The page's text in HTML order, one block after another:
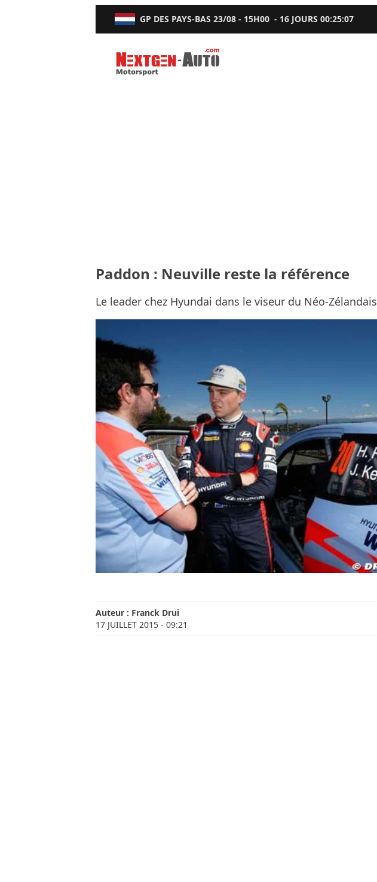
GP DES PAYS-BAS 23/08 - 15H00 - 16 JOURS00:25:06
Nextgen-Auto.com
Paddon : Neuville reste la référence
Le leader chez Hyundai dans le viseur du Néo-Zélandais
Auteur : Franck Drui
17 JUILLET 2015 - 09:21